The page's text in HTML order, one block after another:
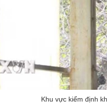
Khu vực kiểm định